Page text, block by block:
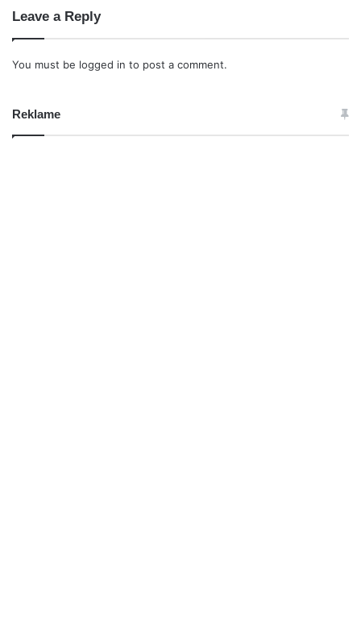
Leave a Reply
You must be logged in to post a comment.
Reklame